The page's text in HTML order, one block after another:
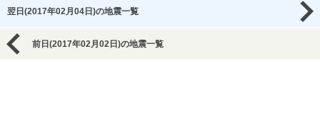
翌日(2017年02月04日)の地震一覧
前日(2017年02月02日)の地震一覧